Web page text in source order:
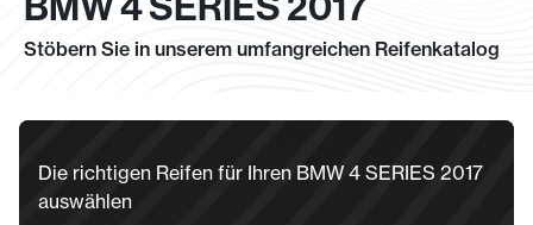
Stöbern Sie in unserem umfangreichen Reifenkatalog
Die richtigen Reifen für Ihren BMW 4 SERIES 2017
auswählen